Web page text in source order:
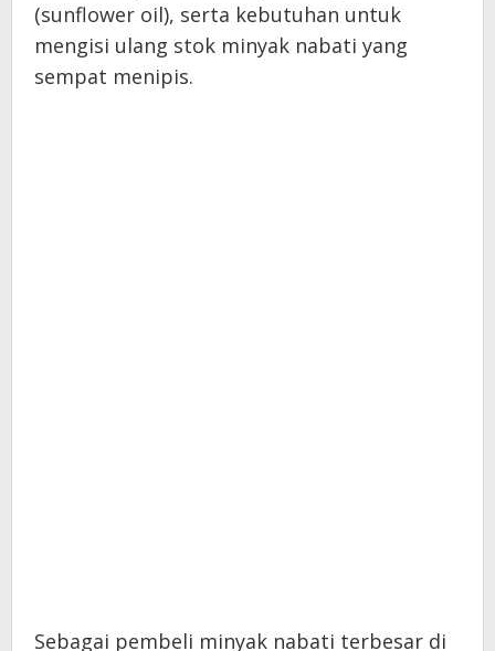
(sunflower oil), serta kebutuhan untuk
mengisi ulang stok minyak nabati yang
sempat menipis.
Sebagai pembeli minyak nabati terbesar di